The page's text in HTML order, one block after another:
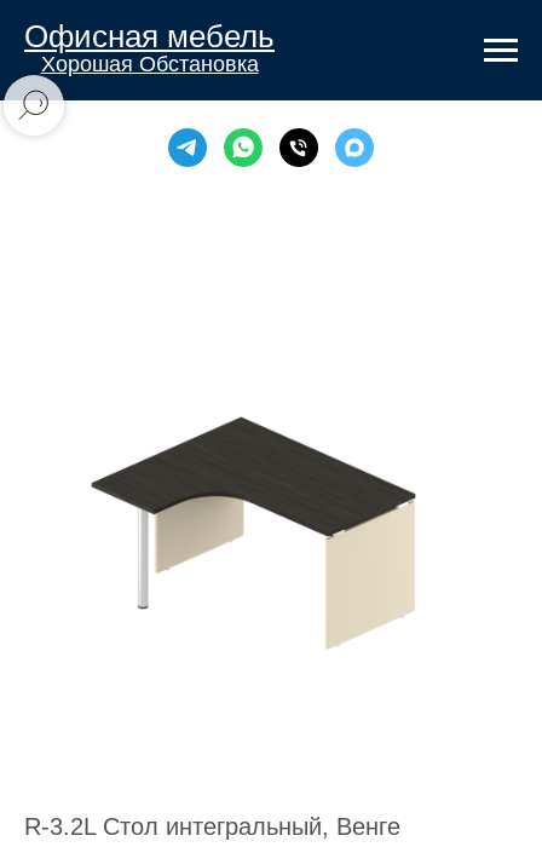
Офисная мебель
Хорошая Обстановка
R-3.2L Стол интегральный, Венге